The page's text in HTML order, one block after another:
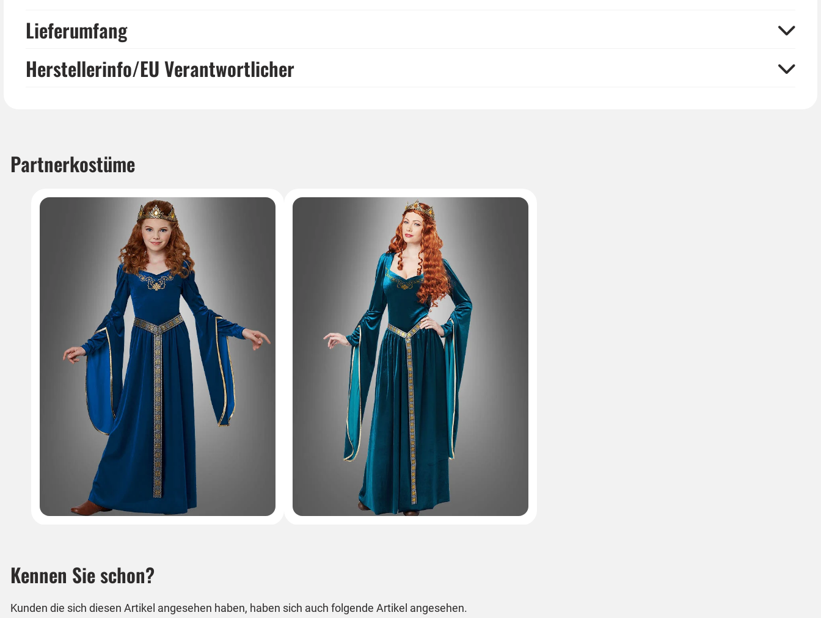
Lieferumfang
Herstellerinfo/EU Verantwortlicher
Partnerkostüme
Kennen Sie schon?
Kunden die sich diesen Artikel angesehen haben, haben sich auch folgende Artikel angesehen.